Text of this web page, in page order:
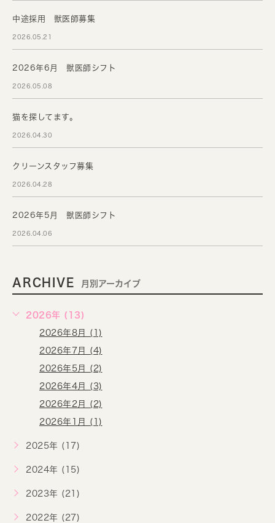
中途採用 獣医師募集
2026.05.21
2026年6月 獣医師シフト
2026.05.08
猫を探してます。
2026.04.30
クリーンスタッフ募集
2026.04.28
2026年5月 獣医師シフト
2026.04.06
ARCHIVE 月別アーカイブ
2026年 (13)
2026年8月 (1)
2026年7月 (4)
2026年5月 (2)
2026年4月 (3)
2026年2月 (2)
2026年1月 (1)
2025年 (17)
2024年 (15)
2023年 (21)
2022年 (27)